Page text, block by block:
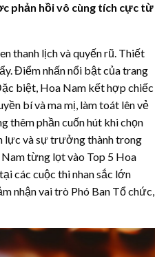
phản hồi vô cùng tích cực từ
thanh lịch và quyến rũ. Thiết
Điểm nhấn nổi bật của trang
biệt, Hoa Nam kết hợp chiếc
bí và ma mị, làm toát lên vẻ
thêm phần cuốn hút khi chọn
lực và sự trưởng thành trong
từng lọt vào Top 5 Hoa
các cuộc thi nhan sắc lớn
nhận vai trò Phó Ban Tổ chức,